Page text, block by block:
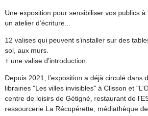
Une exposition pour sensibiliser vos publics
un atelier d’écriture...
12 valises qui peuvent s’installer sur des
sol, aux murs.
+ une valise d’introduction.
Depuis 2021, l’exposition a déjà circulé dans
librairies "Les villes invisibles" à Clisson et
centre de loisirs de Gétigné, restaurant de
ressourcerie La Récupérette, médiathèque